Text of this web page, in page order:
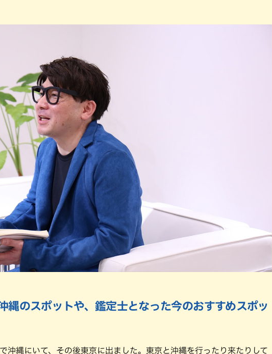
縄のスポットや、鑑定士となった今のおすすめスポッ
沖縄にいて、その後東京に出ました。東京と沖縄を行ったり来たりして